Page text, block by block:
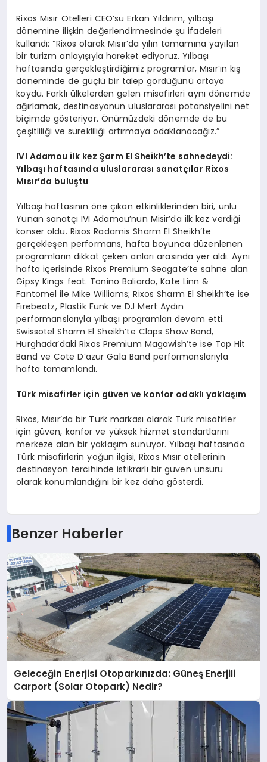
Rixos Mısır Otelleri CEO’su Erkan Yıldırım, yılbaşı
dönemine ilişkin değerlendirmesinde şu ifadeleri
kullandı: “Rixos olarak Mısır’da yılın tamamına yayılan
bir turizm anlayışıyla hareket ediyoruz. Yılbaşı
haftasında gerçekleştirdiğimiz programlar, Mısır’ın kış
döneminde de güçlü bir talep gördüğünü ortaya
koydu. Farklı ülkelerden gelen misafirleri aynı dönemde
ağırlamak, destinasyonun uluslararası potansiyelini net
biçimde gösteriyor. Önümüzdeki dönemde de bu
çeşitliliği ve sürekliliği artırmaya odaklanacağız.”
IVI Adamou ilk kez Şarm El Sheikh’te sahnedeydi:
Yılbaşı haftasında uluslararası sanatçılar Rixos
Mısır’da buluştu
Yılbaşı haftasının öne çıkan etkinliklerinden biri, unlu
Yunan sanatçı IVI Adamou’nun Misir’da ilk kez verdiği
konser oldu. Rixos Radamis Sharm El Sheikh’te
gerçekleşen performans, hafta boyunca düzenlenen
programların dikkat çeken anları arasında yer aldı. Aynı
hafta içerisinde Rixos Premium Seagate’te sahne alan
Gipsy Kings feat. Tonino Baliardo, Kate Linn &
Fantomel ile Mike Williams; Rixos Sharm El Sheikh’te ise
Firebeatz, Plastik Funk ve DJ Mert Aydın
performanslarıyla yılbaşı programları devam etti.
Swissotel Sharm El Sheikh’te Claps Show Band,
Hurghada’daki Rixos Premium Magawish’te ise Top Hit
Band ve Cote D’azur Gala Band performanslarıyla
hafta tamamlandı.
Türk misafirler için güven ve konfor odaklı yaklaşım
Rixos, Mısır’da bir Türk markası olarak Türk misafirler
için güven, konfor ve yüksek hizmet standartlarını
merkeze alan bir yaklaşım sunuyor. Yılbaşı haftasında
Türk misafirlerin yoğun ilgisi, Rixos Mısır otellerinin
destinasyon tercihinde istikrarlı bir güven unsuru
olarak konumlandığını bir kez daha gösterdi.
Benzer Haberler
Geleceğin Enerjisi Otoparkınızda: Güneş Enerjili
Carport (Solar Otopark) Nedir?